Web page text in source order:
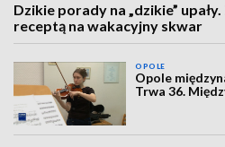
Dzikie porady na „dzikie”
receptą na wakacyjny skwar
OPOLE
Opole
Trwa 36.